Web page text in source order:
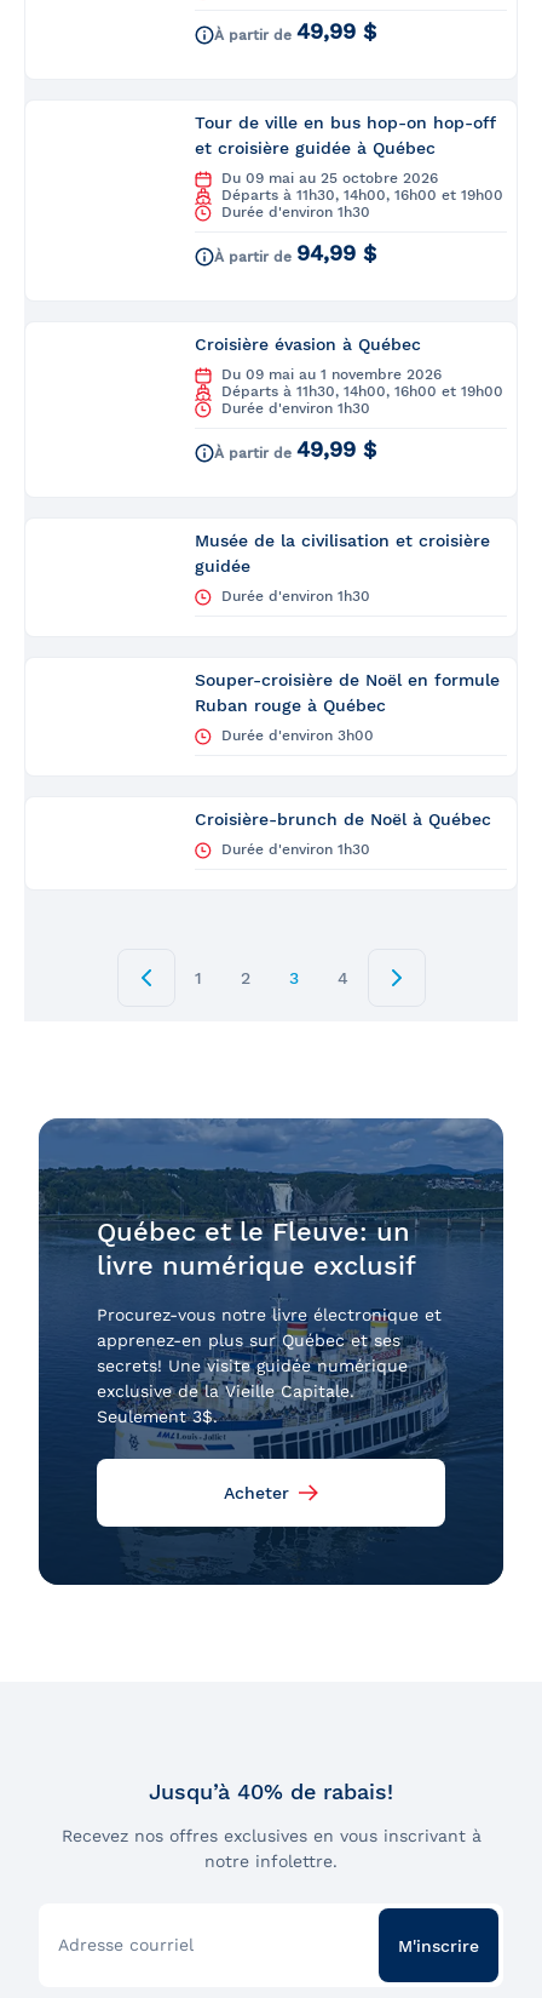
À partir de 49,99 $
Tour de ville en bus hop-on hop-off
et croisière guidée à Québec
Du 09 mai au 25 octobre 2026
Départs à 11h30, 14h00, 16h00 et 19h00
Durée d'environ 1h30
À partir de 94,99 $
Croisière évasion à Québec
Du 09 mai au 1 novembre 2026
Départs à 11h30, 14h00, 16h00 et 19h00
Durée d'environ 1h30
À partir de 49,99 $
Musée de la civilisation et croisière
guidée
Durée d'environ 1h30
Souper-croisière de Noël en formule
Ruban rouge à Québec
Durée d'environ 3h00
Croisière-brunch de Noël à Québec
Durée d'environ 1h30
1 2 3 4
Québec et le Fleuve: un
livre numérique exclusif
Procurez-vous notre livre électronique et
apprenez-en plus sur Québec et ses
secrets! Une visite guidée numérique
exclusive de la Vieille Capitale.
Seulement 3$.
Acheter
Jusqu’à 40% de rabais!
Recevez nos offres exclusives en vous inscrivant à
notre infolettre.
Adresse courriel M'inscrire